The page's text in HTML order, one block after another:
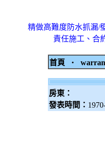
精做高難度防水抓漏/
責任施工、合
首頁 ‧
房東：
發表時間：